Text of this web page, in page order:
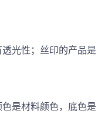
光性；丝印的产品是
是材料颜色，底色是